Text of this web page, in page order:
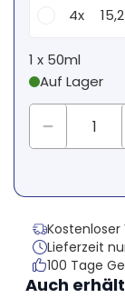
4x
1x
1 x 50ml
Auf Lager
Lieferzeit
100 Tage
Auch